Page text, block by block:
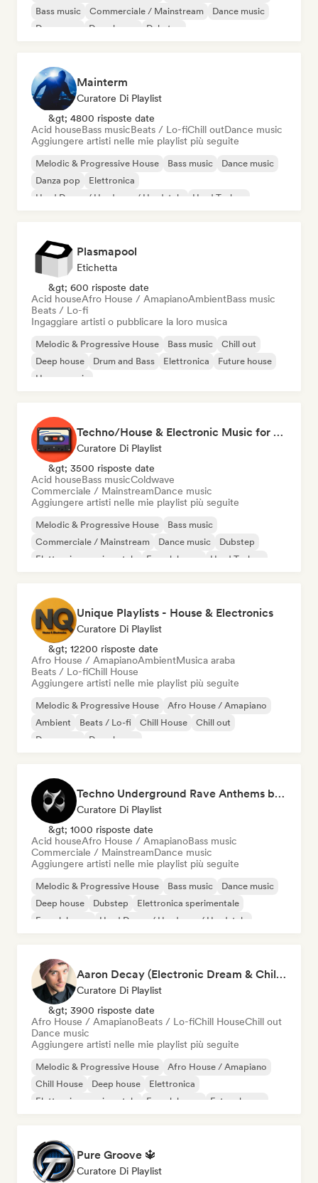
Bass music
Commerciale / Mainstream
Dance music
Danza pop
Deep house Dubstep
Mainterm
Curatore Di Playlist
&gt; 4800 risposte date
Acid houseBass musicBeats / Lo-fiChill outDance music
Aggiungere artisti nelle mie playlist più seguite
Melodic & Progressive House Bass music
Dance music
Danza pop
Elettronica
Hard Dance / Hardcore / Hardstyle
Hard Techno
Plasmapool
Etichetta
&gt; 600 risposte date
Acid houseAfro House / AmapianoAmbientBass music
Beats / Lo-fi
Ingaggiare artisti o pubblicare la loro musica
Melodic & Progressive House Bass music
Chill out
Deep house
Drum and Bass Elettronica
Future house
House music
Techno/House & Electronic Music for Svea Playlists
Curatore Di Playlist
&gt; 3500 risposte date
Acid houseBass musicColdwave
Commerciale / MainstreamDance music
Aggiungere artisti nelle mie playlist più seguite
Melodic & Progressive House
Bass music
Commerciale / Mainstream
Dance music
Dubstep
Elettronica sperimentale
French house Hard Techno
Unique Playlists - House & Electronics
Curatore Di Playlist
&gt; 12200 risposte date
Afro House / AmapianoAmbientMusica araba
Beats / Lo-fiChill House
Aggiungere artisti nelle mie playlist più seguite
Melodic & Progressive House
Afro House / Amapiano
Ambient
Beats / Lo-fi Chill House
Chill out
Danza pop
Deep house
Techno Underground Rave Anthems by Orphium
Curatore Di Playlist
&gt; 1000 risposte date
Acid houseAfro House / AmapianoBass music
Commerciale / MainstreamDance music
Aggiungere artisti nelle mie playlist più seguite
Melodic & Progressive House Bass music
Dance music
Deep house
Dubstep
Elettronica sperimentale
French house
Hard Dance / Hardcore / Hardstyle
Aaron Decay (Electronic Dream & Chill Electronic Dream playlists)
Curatore Di Playlist
&gt; 3900 risposte date
Afro House / AmapianoBeats / Lo-fiChill HouseChill out
Dance music
Aggiungere artisti nelle mie playlist più seguite
Melodic & Progressive House
Afro House / Amapiano
Chill House
Deep house
Elettronica
Elettronica sperimentale
French house Future house
Pure Groove 🔱
Curatore Di Playlist